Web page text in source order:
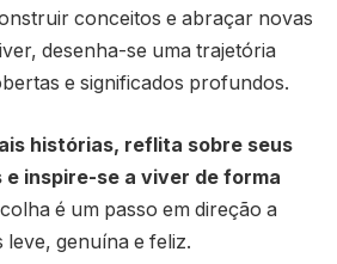
conceitos e abraçar novas
desenha-se uma trajetória
e significados profundos.
histórias, reflita sobre seus
e inspire-se a viver de forma
é um passo em direção a
leve, genuína e feliz.